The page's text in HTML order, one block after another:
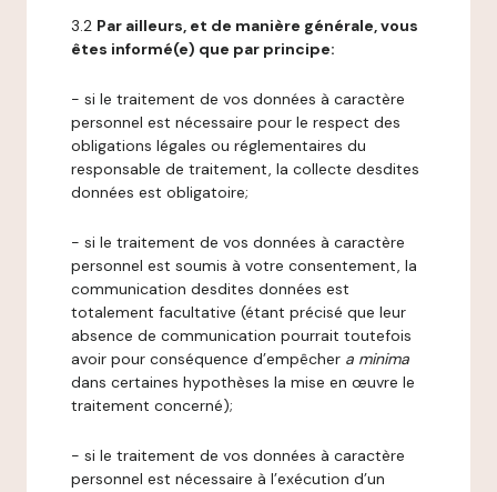
3.2 Par ailleurs, et de manière générale, vous
êtes informé(e) que par principe:
- si le traitement de vos données à caractère
personnel est nécessaire pour le respect des
obligations légales ou réglementaires du
responsable de traitement, la collecte desdites
données est obligatoire;
- si le traitement de vos données à caractère
personnel est soumis à votre consentement, la
communication desdites données est
totalement facultative (étant précisé que leur
absence de communication pourrait toutefois
avoir pour conséquence d’empêcher a minima
dans certaines hypothèses la mise en œuvre le
traitement concerné);
- si le traitement de vos données à caractère
personnel est nécessaire à l’exécution d’un